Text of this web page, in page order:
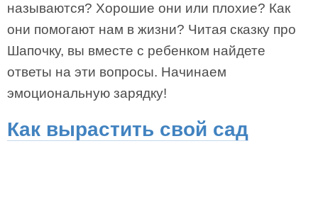
называются? Хорошие они или плохие? Как
они помогают нам в жизни? Читая сказку про
Шапочку, вы вместе с ребенком найдете
ответы на эти вопросы. Начинаем
эмоциональную зарядку!
Как вырастить свой сад